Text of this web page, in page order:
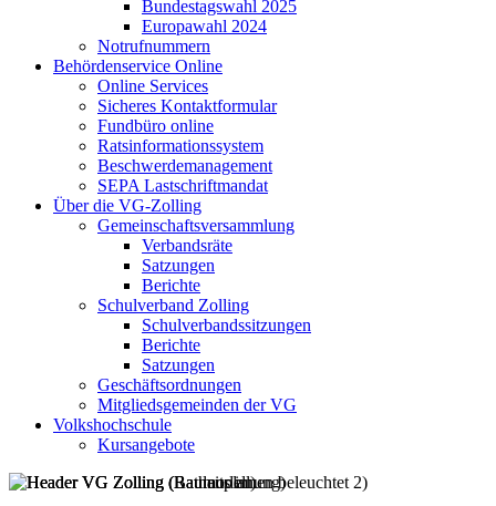
Bundestagswahl 2025
Europawahl 2024
Notrufnummern
Behördenservice Online
Online Services
Sicheres Kontaktformular
Fundbüro online
Ratsinformationssystem
Beschwerdemanagement
SEPA Lastschriftmandat
Über die VG-Zolling
Gemeinschaftsversammlung
Verbandsräte
Satzungen
Berichte
Schulverband Zolling
Schulverbandssitzungen
Berichte
Satzungen
Geschäftsordnungen
Mitgliedsgemeinden der VG
Volkshochschule
Kursangebote